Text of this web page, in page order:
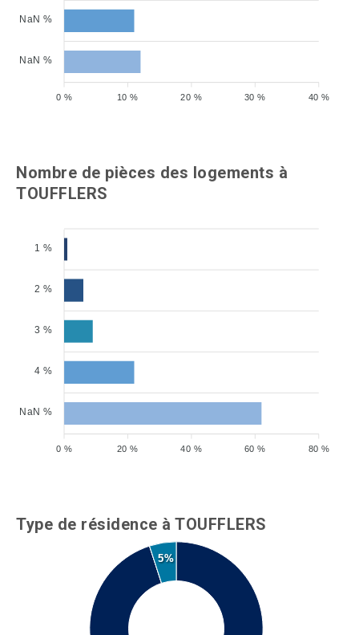
NaN %
NaN %
40 %
30 %
20 %
10 %
0 %
Nombre de pièces des logements à
TOUFFLERS
1 %
2 %
3 %
4 %
NaN %
80 %
60 %
40 %
20 %
0 %
Type de résidence à TOUFFLERS
5%